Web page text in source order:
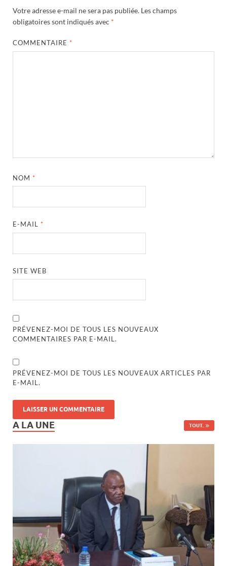
Votre adresse e-mail ne sera pas publiée. Les champs
obligatoires sont indiqués avec *
COMMENTAIRE *
NOM *
E-MAIL *
SITE WEB
PRÉVENEZ-MOI DE TOUS LES NOUVEAUX
COMMENTAIRES PAR E-MAIL.
PRÉVENEZ-MOI DE TOUS LES NOUVEAUX ARTICLES PAR
E-MAIL.
A LA UNE TOUT..